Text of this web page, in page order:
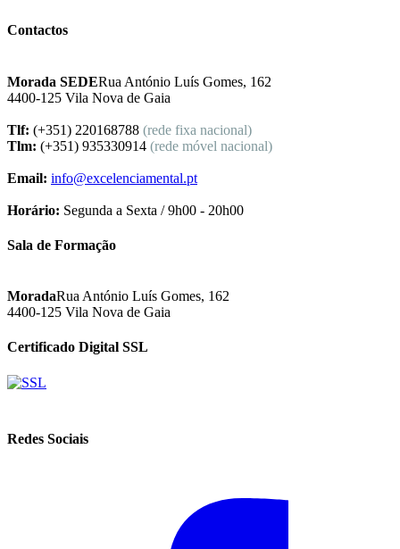
Contactos
Morada SEDERua António Luís Gomes, 162
4400-125 Vila Nova de Gaia
Tlf: (+351) 220168788 (rede fixa nacional)
Tlm: (+351) 935330914 (rede móvel nacional)
Email: info@excelenciamental.pt
Horário: Segunda a Sexta / 9h00 - 20h00
Sala de Formação
MoradaRua António Luís Gomes, 162
4400-125 Vila Nova de Gaia
Certificado Digital SSL
Redes Sociais